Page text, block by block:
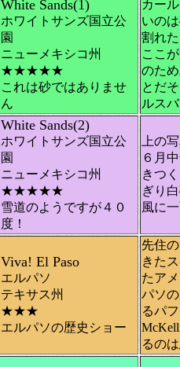
White Sands(1)
ホワイトサンズ国立公
園
ニューメキシコ州
★★★★★
これは砂ではありませ
ん
カー
いの
割れ
ここ
のた
とだ
ルス
White Sands(2)
ホワイトサンズ国立公
園
ニューメキシコ州
★★★★★
雪道のようですが４０
度！
上の
６月
きつ
ぎり
風に
Viva! El Paso
エルパソ
テキサス州
★★★
エルパソの歴史ショー
先住
きた
たア
パソ
るパ
るの